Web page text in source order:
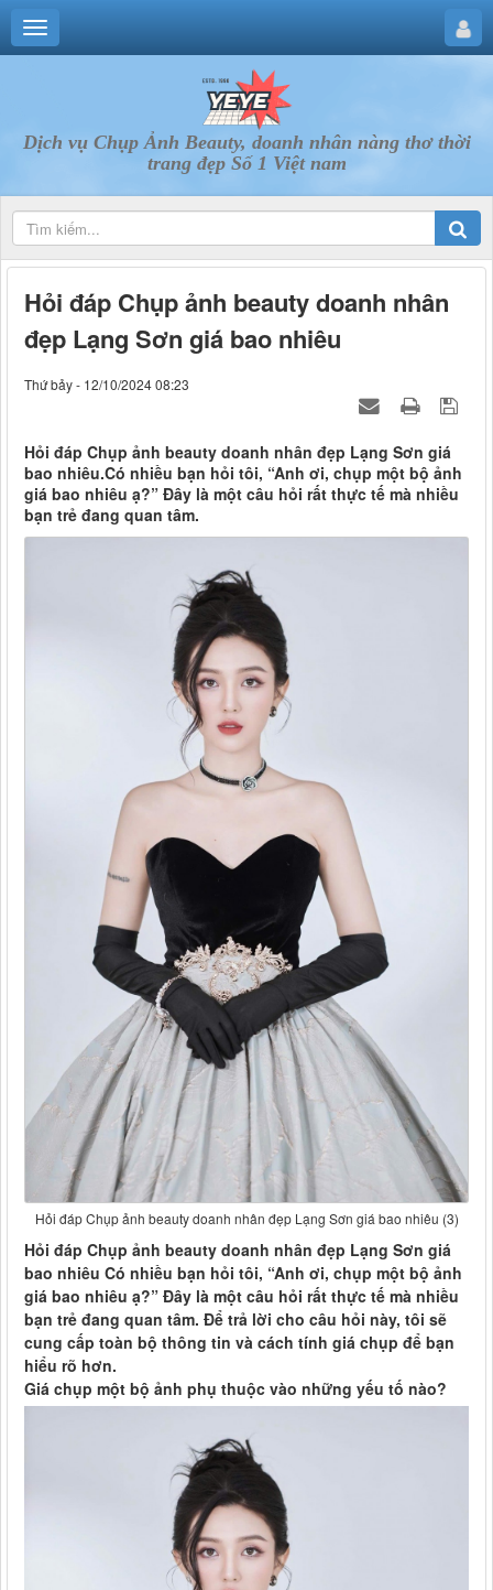
Dịch vụ Chụp Ảnh Beauty, doanh nhân nàng thơ thời
trang đẹp Số 1 Việt nam
Hỏi đáp Chụp ảnh beauty doanh nhân
đẹp Lạng Sơn giá bao nhiêu
Thứ bảy - 12/10/2024 08:23
Hỏi đáp Chụp ảnh beauty doanh nhân đẹp Lạng Sơn giá
bao nhiêu.Có nhiều bạn hỏi tôi, “Anh ơi, chụp một bộ ảnh
giá bao nhiêu ạ?” Đây là một câu hỏi rất thực tế mà nhiều
bạn trẻ đang quan tâm.
Hỏi đáp Chụp ảnh beauty doanh nhân đẹp Lạng Sơn giá bao nhiêu (3)
Hỏi đáp Chụp ảnh beauty doanh nhân đẹp Lạng Sơn giá
bao nhiêu Có nhiều bạn hỏi tôi, “Anh ơi, chụp một bộ ảnh
giá bao nhiêu ạ?” Đây là một câu hỏi rất thực tế mà nhiều
bạn trẻ đang quan tâm. Để trả lời cho câu hỏi này, tôi sẽ
cung cấp toàn bộ thông tin và cách tính giá chụp để bạn
hiểu rõ hơn.
Giá chụp một bộ ảnh phụ thuộc vào những yếu tố nào?